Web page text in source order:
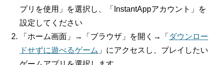
プリを使用」を選択し、「InstantAppアカウント」を
設定してください
「ホーム画面」→「ブラウザ」を開く→「 ダウンロー
ドせずに遊べるゲーム 」にアクセスし、プレイしたい